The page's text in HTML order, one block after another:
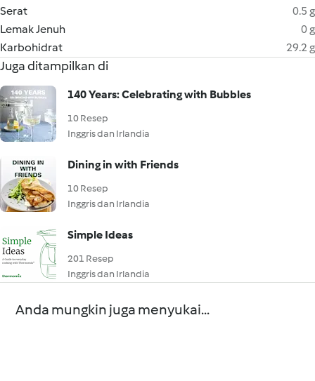
Serat
0.5 g
Lemak Jenuh
0 g
Karbohidrat
29.2 g
Juga ditampilkan di
140 Years: Celebrating with Bubbles
10 Resep
Inggris dan Irlandia
Dining in with Friends
10 Resep
Inggris dan Irlandia
Simple Ideas
201 Resep
Inggris dan Irlandia
Anda mungkin juga menyukai...